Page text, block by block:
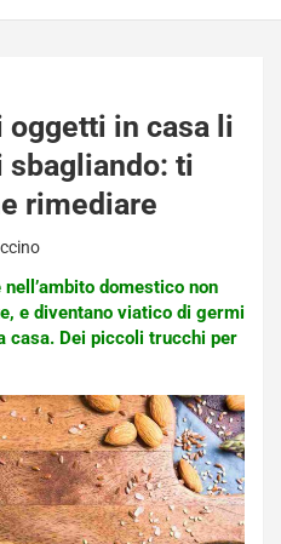
oggetti in casa li
sbagliando: ti
rimediare
domestico non
e diventano viatico di germi
casa. Dei piccoli trucchi per